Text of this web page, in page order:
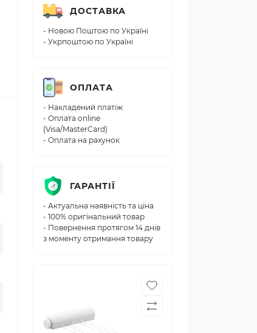
ДОСТАВКА
- Новою Поштою по Україні
- Укрпоштою по Україні
ОПЛАТА
- Накладений платіж
- Оплата online
(Visa/MasterCard)
- Оплата на рахунок
ГАРАНТІЇ
- Актуальна наявність та ціна
- 100% оригінальний товар
- Повернення протягом 14 днів
з моменту отримання товару